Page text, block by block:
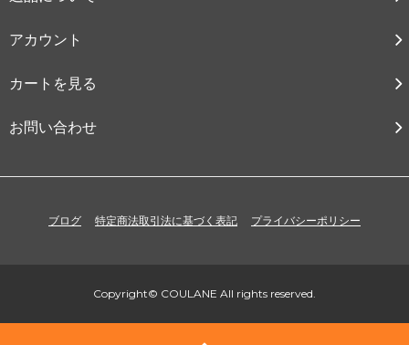
アカウント
カートを見る
お問い合わせ
ブログ 特定商法取引法に基づく表記 プライバシーポリシー
Copyright© COULANE All rights reserved.